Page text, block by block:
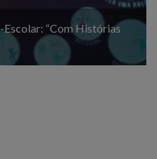
Escolar: “Com Histórias